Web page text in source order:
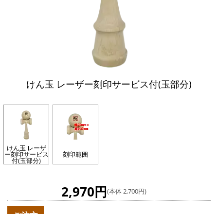
けん玉 レーザー刻印サービス付(玉部分)
けん玉 レーザ
ー刻印サービス
付(玉部分)
刻印範囲
2,970円(本体 2,700円)